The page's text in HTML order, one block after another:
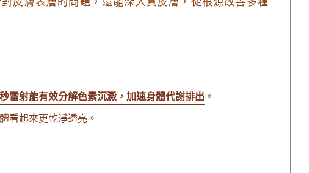
雷射能有效分解色素沉澱，加速身體代謝排出 。
看起來更乾淨透亮。